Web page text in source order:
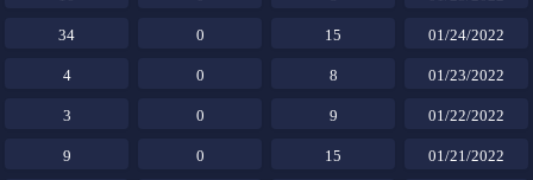
01/24/2022
15
0
34
01/23/2022
8
0
4
01/22/2022
9
0
3
01/21/2022
15
0
9